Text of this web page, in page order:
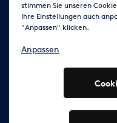
© 2003 - 2026
stimmen Sie unseren
Ihre Einstellungen auch
"Anpassen" klicken.
Anpassen